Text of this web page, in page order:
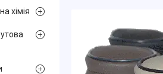
хімія